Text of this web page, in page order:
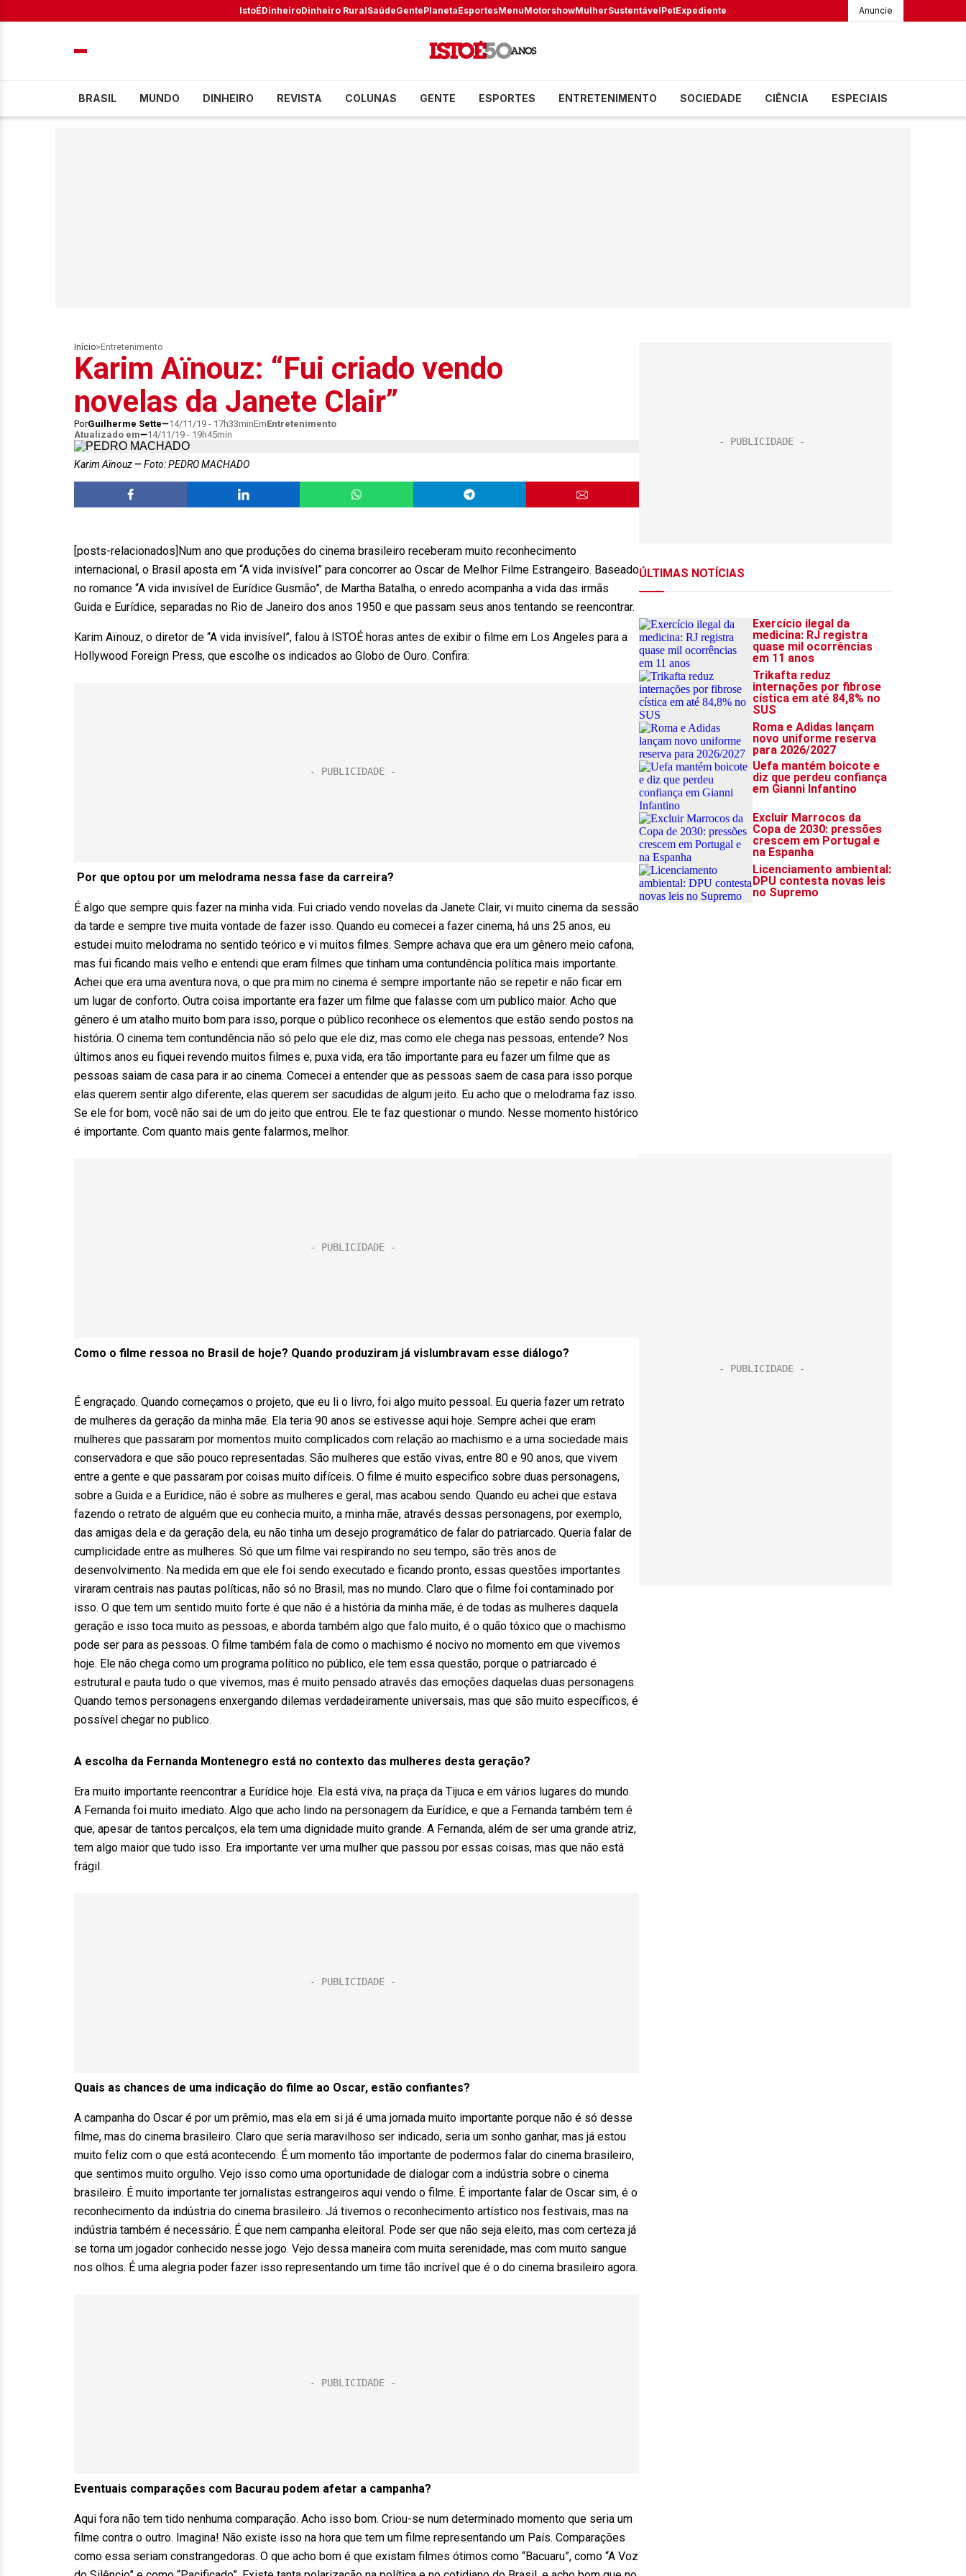
IstoÉDinheiroDinheiro RuralSaúdeGentePlanetaEsportesMenuMotorshowMulherSustentávelPetExpediente Anuncie
BRASIL MUNDO DINHEIRO REVISTA COLUNAS GENTE ESPORTES ENTRETENIMENTO SOCIEDADE CIÊNCIA ESPECIAIS
Início> Entretenimento
Karim Aïnouz: “Fui criado vendo
novelas da Janete Clair”
PorGuilherme Sette 14/11/19 - 17h33minEmEntretenimento
Atualizado em
14/11/19 - 19h45min
Karim Aïnouz Foto: PEDRO MACHADO
[posts-relacionados]Num ano que produções do cinema brasileiro receberam muito reconhecimento
internacional, o Brasil aposta em “A vida invisível” para concorrer ao Oscar de Melhor Filme Estrangeiro. Baseado
no romance “A vida invisível de Eurídice Gusmão”, de Martha Batalha, o enredo acompanha a vida das irmãs
Guida e Eurídice, separadas no Rio de Janeiro dos anos 1950 e que passam seus anos tentando se reencontrar.
Karim Aïnouz, o diretor de “A vida invisível”, falou à ISTOÉ horas antes de exibir o filme em Los Angeles para a
Hollywood Foreign Press, que escolhe os indicados ao Globo de Ouro. Confira:
Por que optou por um melodrama nessa fase da carreira?
É algo que sempre quis fazer na minha vida. Fui criado vendo novelas da Janete Clair, vi muito cinema da sessão
da tarde e sempre tive muita vontade de fazer isso. Quando eu comecei a fazer cinema, há uns 25 anos, eu
estudei muito melodrama no sentido teórico e vi muitos filmes. Sempre achava que era um gênero meio cafona,
mas fui ficando mais velho e entendi que eram filmes que tinham uma contundência política mais importante.
Achei que era uma aventura nova, o que pra mim no cinema é sempre importante não se repetir e não ficar em
um lugar de conforto. Outra coisa importante era fazer um filme que falasse com um publico maior. Acho que
gênero é um atalho muito bom para isso, porque o público reconhece os elementos que estão sendo postos na
história. O cinema tem contundência não só pelo que ele diz, mas como ele chega nas pessoas, entende? Nos
últimos anos eu fiquei revendo muitos filmes e, puxa vida, era tão importante para eu fazer um filme que as
pessoas saiam de casa para ir ao cinema. Comecei a entender que as pessoas saem de casa para isso porque
elas querem sentir algo diferente, elas querem ser sacudidas de algum jeito. Eu acho que o melodrama faz isso.
Se ele for bom, você não sai de um do jeito que entrou. Ele te faz questionar o mundo. Nesse momento histórico
é importante. Com quanto mais gente falarmos, melhor.
Como o filme ressoa no Brasil de hoje? Quando produziram já vislumbravam esse diálogo?
É engraçado. Quando começamos o projeto, que eu li o livro, foi algo muito pessoal. Eu queria fazer um retrato
de mulheres da geração da minha mãe. Ela teria 90 anos se estivesse aqui hoje. Sempre achei que eram
mulheres que passaram por momentos muito complicados com relação ao machismo e a uma sociedade mais
conservadora e que são pouco representadas. São mulheres que estão vivas, entre 80 e 90 anos, que vivem
entre a gente e que passaram por coisas muito difíceis. O filme é muito especifico sobre duas personagens,
sobre a Guida e a Euridice, não é sobre as mulheres e geral, mas acabou sendo. Quando eu achei que estava
fazendo o retrato de alguém que eu conhecia muito, a minha mãe, através dessas personagens, por exemplo,
das amigas dela e da geração dela, eu não tinha um desejo programático de falar do patriarcado. Queria falar de
cumplicidade entre as mulheres. Só que um filme vai respirando no seu tempo, são três anos de
desenvolvimento. Na medida em que ele foi sendo executado e ficando pronto, essas questões importantes
viraram centrais nas pautas políticas, não só no Brasil, mas no mundo. Claro que o filme foi contaminado por
isso. O que tem um sentido muito forte é que não é a história da minha mãe, é de todas as mulheres daquela
geração e isso toca muito as pessoas, e aborda também algo que falo muito, é o quão tóxico que o machismo
pode ser para as pessoas. O filme também fala de como o machismo é nocivo no momento em que vivemos
hoje. Ele não chega como um programa político no público, ele tem essa questão, porque o patriarcado é
estrutural e pauta tudo o que vivemos, mas é muito pensado através das emoções daquelas duas personagens.
Quando temos personagens enxergando dilemas verdadeiramente universais, mas que são muito específicos, é
possível chegar no publico.
A escolha da Fernanda Montenegro está no contexto das mulheres desta geração?
Era muito importante reencontrar a Eurídice hoje. Ela está viva, na praça da Tijuca e em vários lugares do mundo.
A Fernanda foi muito imediato. Algo que acho lindo na personagem da Eurídice, e que a Fernanda também tem é
que, apesar de tantos percalços, ela tem uma dignidade muito grande. A Fernanda, além de ser uma grande atriz,
tem algo maior que tudo isso. Era importante ver uma mulher que passou por essas coisas, mas que não está
frágil.
Quais as chances de uma indicação do filme ao Oscar, estão confiantes?
A campanha do Oscar é por um prêmio, mas ela em si já é uma jornada muito importante porque não é só desse
filme, mas do cinema brasileiro. Claro que seria maravilhoso ser indicado, seria um sonho ganhar, mas já estou
muito feliz com o que está acontecendo. É um momento tão importante de podermos falar do cinema brasileiro,
que sentimos muito orgulho. Vejo isso como uma oportunidade de dialogar com a indústria sobre o cinema
brasileiro. É muito importante ter jornalistas estrangeiros aqui vendo o filme. É importante falar de Oscar sim, é o
reconhecimento da indústria do cinema brasileiro. Já tivemos o reconhecimento artístico nos festivais, mas na
indústria também é necessário. É que nem campanha eleitoral. Pode ser que não seja eleito, mas com certeza já
se torna um jogador conhecido nesse jogo. Vejo dessa maneira com muita serenidade, mas com muito sangue
nos olhos. É uma alegria poder fazer isso representando um time tão incrível que é o do cinema brasileiro agora.
Eventuais comparações com Bacurau podem afetar a campanha?
Aqui fora não tem tido nenhuma comparação. Acho isso bom. Criou-se num determinado momento que seria um
filme contra o outro. Imagina! Não existe isso na hora que tem um filme representando um País. Comparações
como essa seriam constrangedoras. O que acho bom é que existam filmes ótimos como “Bacuaru”, como “A Voz